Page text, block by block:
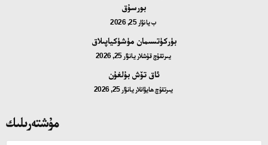
بورسۇق
بيانۋار 25, 2026
بۈركۈتسىمان مۈشۈكياپىلاق
يىرتقۇچ قۇشلار يانۋار 25, 2026
ئاق تۆش بۇلغۇن
يىرتقۇچ ھايۋانلار يانۋار 25, 2026
مۇشتەرىلىك